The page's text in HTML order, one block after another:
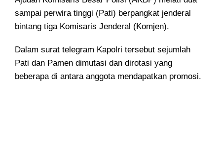
sampai perwira tinggi (Pati) berpangkat jenderal
bintang tiga Komisaris Jenderal (Komjen).
Dalam surat telegram Kapolri tersebut sejumlah
Pati dan Pamen dimutasi dan dirotasi yang
beberapa di antara anggota mendapatkan promosi.